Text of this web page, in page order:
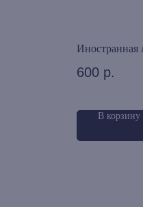
Иностранная
600 р.
В корзину